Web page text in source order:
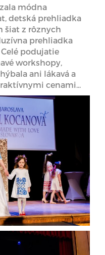
módna
detská prehliadka
šiat z rôznych
prehliadka
podujatie
workshopy,
ani lákavá a
cenami...